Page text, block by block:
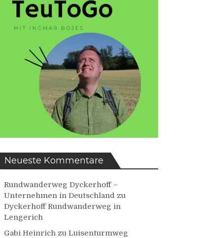
Neueste Kommentare
Rundwanderweg Dyckerhoff –
Unternehmen in Deutschland zu
Dyckerhoff Rundwanderweg in
Lengerich
Gabi Heinrich zu Luisenturmweg